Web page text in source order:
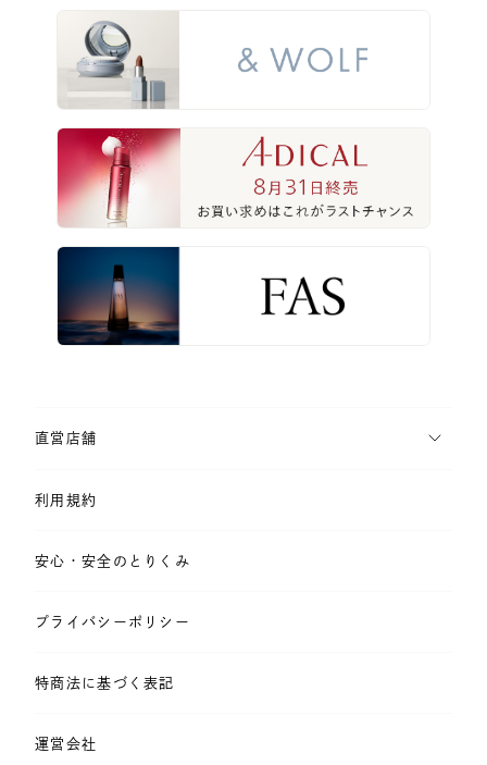
直営店舗
利用規約
安心・安全のとりくみ
プライバシーポリシー
特商法に基づく表記
運営会社